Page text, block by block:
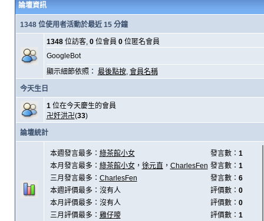
論壇資訊
1348 位使用者活動於最近 15 分鐘
1348位訪客, 0位會員 0位匿名會員
GoogleBot
顯示細節依照： 最後點按, 會員名稱
今天生日
1位在今天慶生的會員
卍奸洪卍(33)
論壇統計
本週發言最多： 綠茶館小女 發言數： 1
本月發言最多： 綠茶館小女， 徐元直 ， CharlesFen 發言數： 1
三月發言最多： CharlesFen 發言數： 6
本週評價最多：沒有人
評價數： 0
本月評價最多：沒有人
評價數： 0
三月評價最多： 雞仔嘜 評價數： 1